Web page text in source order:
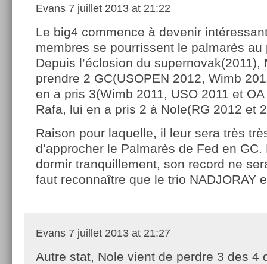
Evans 7 juillet 2013 at 21:22
Le big4 commence à devenir
membres se pourrissent le palmarès au
Depuis l’éclosion du supernovak(2011),
prendre 2 GC(USOPEN 2012, Wimb
en a pris 3(Wimb 2011, USO 2011 et
Rafa, lui en a pris 2 à Nole(RG 2012 et
Raison pour laquelle, il leur sera très
d’approcher le Palmarès de Fed en
dormir tranquillement, son record ne
faut reconnaître que le trio NADJORAY
Evans 7 juillet 2013 at 21:27
Autre stat, Nole vient de perdre 3 des 4